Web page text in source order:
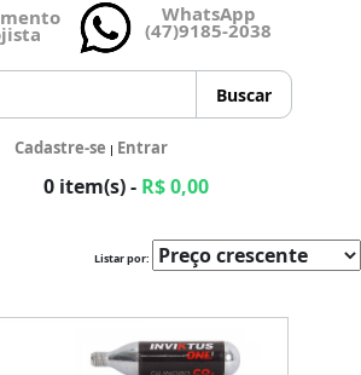
WhatsApp
(47)9185-2038
Cadastre-se | Entrar
0 item(s) - R$ 0,00
Listar por: